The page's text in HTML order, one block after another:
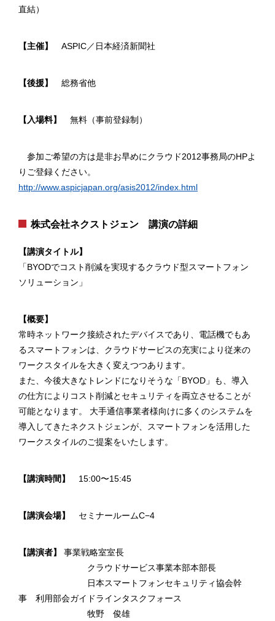
直結）
【主催】 ASPIC／日本経済新聞社
【後援】 総務省他
【入場料】 無料（事前登録制）
参加ご希望の方は是非お早めにクラウド2012事務局のHPよ
りご登録ください。
http://www.aspicjapan.org/asis2012/index.html
株式会社ネクストジェン 講演の詳細
【講演タイトル】
「BYODでコスト削減を実現するクラウド型スマートフォン
ソリューション」
【概要】
常時ネットワーク接続されたデバイスであり、電話機でもあ
るスマートフォンは、クラウドサービスの充実により従来の
ワークスタイルを大きく変えつつあります。
また、今後大きなトレンドになりそうな「BYOD」も、導入
の仕方によりコスト削減とセキュリティを両立させることが
可能となります。 大手通信事業者様向けに多くのシステムを
導入してきたネクストジェンが、スマートフォンを活用した
ワークスタイルのご提案をいたします。
【講演時間】 15:00〜15:45
【講演会場】 セミナールームC−4
【講演者】
事業戦略室室長
クラウドサービス事業本部本部長
日本スマートフォンセキュリティ協会幹
事 利用部会ガイドラインタスクフォース
牧野 俊雄